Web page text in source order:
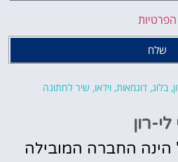
הפרטיות
שלח
,בלוג,דוגמאות,וידאו,שיר לחתונה
רון
הינה החברה המובילה